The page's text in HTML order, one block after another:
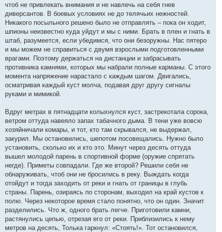
чтоб не привлекать внимания и не навлечь на себя гнев
диверсантов. В боевых условиях не до телячьих нежностей.
Никакого посыльного решено было не отправлять – пока он ходит,
шпионы неизвестно куда уйдут и мы с ними. Брать в плен и гнать в
штаб, разумеется, если убедимся, что они безоружны. Нас пятеро
и мы можем не справиться с двумя взрослыми подготовленными
врагами. Поэтому держаться на дистанции и забрасывать
противника камнями, которых мы набрали полные карманы. С этого
момента напряжение нарастало с каждым шагом. Двигались,
осматривая каждый куст молча, подавая друг другу сигналы
руками и мимикой.
Вдруг метрах в пятнадцати колыхнулся куст, застрекотала сорока,
ветром оттуда навеяло запах табачного дыма. В тени уже вовсю
хозяйничали комары, и тот, кто там скрывался, не выдержал,
закурил. Мы остановились, шепотом посовещались. Нужно было
установить, сколько их и кто это. Минут через десять оттуда
вышел молодой парень в спортивной форме (оружие спрятать
негде). Приметы совпадали. Где же второй? Решили себя не
обнаруживать, чтоб они не бросились в реку. Выждать когда
отойдут и тогда заходить от реки и гнать от границы в глубь
страны. Парень, озираясь по сторонам, выходил на край кустов к
полю. Через некоторое время стало понятно, что он один. Значит
разделились. Что ж, одного брать легче. Приготовили камни,
растянулись цепью, отрезая его от реки. Приблизились к нему
метров на десять, Толька гаркнул: «Стоять!». Тот остановился,